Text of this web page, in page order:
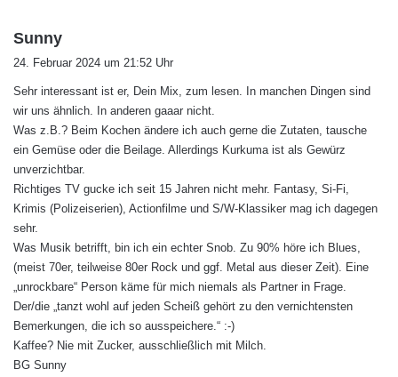
Sunny
t
:
24. Februar 2024 um 21:52 Uhr
Sehr interessant ist er, Dein Mix, zum lesen. In manchen Dingen sind
wir uns ähnlich. In anderen gaaar nicht.
Was z.B.? Beim Kochen ändere ich auch gerne die Zutaten, tausche
ein Gemüse oder die Beilage. Allerdings Kurkuma ist als Gewürz
unverzichtbar.
Richtiges TV gucke ich seit 15 Jahren nicht mehr. Fantasy, Si-Fi,
Krimis (Polizeiserien), Actionfilme und S/W-Klassiker mag ich dagegen
sehr.
Was Musik betrifft, bin ich ein echter Snob. Zu 90% höre ich Blues,
(meist 70er, teilweise 80er Rock und ggf. Metal aus dieser Zeit). Eine
„unrockbare“ Person käme für mich niemals als Partner in Frage.
Der/die „tanzt wohl auf jeden Scheiß gehört zu den vernichtensten
Bemerkungen, die ich so ausspeichere.“ :-)
Kaffee? Nie mit Zucker, ausschließlich mit Milch.
BG Sunny